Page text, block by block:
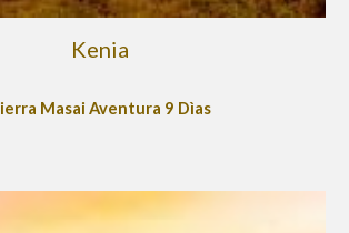
Kenia
ierra Masai Aventura 9 Dìas